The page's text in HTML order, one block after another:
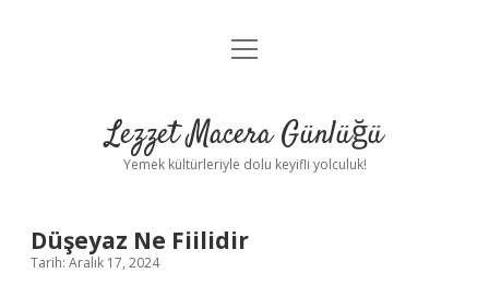
Anasayfa
Yasal Uyarı
menüyü
Lezzet Macera Günlüğü
Yemek kültürleriyle dolu keyifli yolculuk!
Düşeyaz Ne Fiilidir
Tarih: Aralık 17, 2024